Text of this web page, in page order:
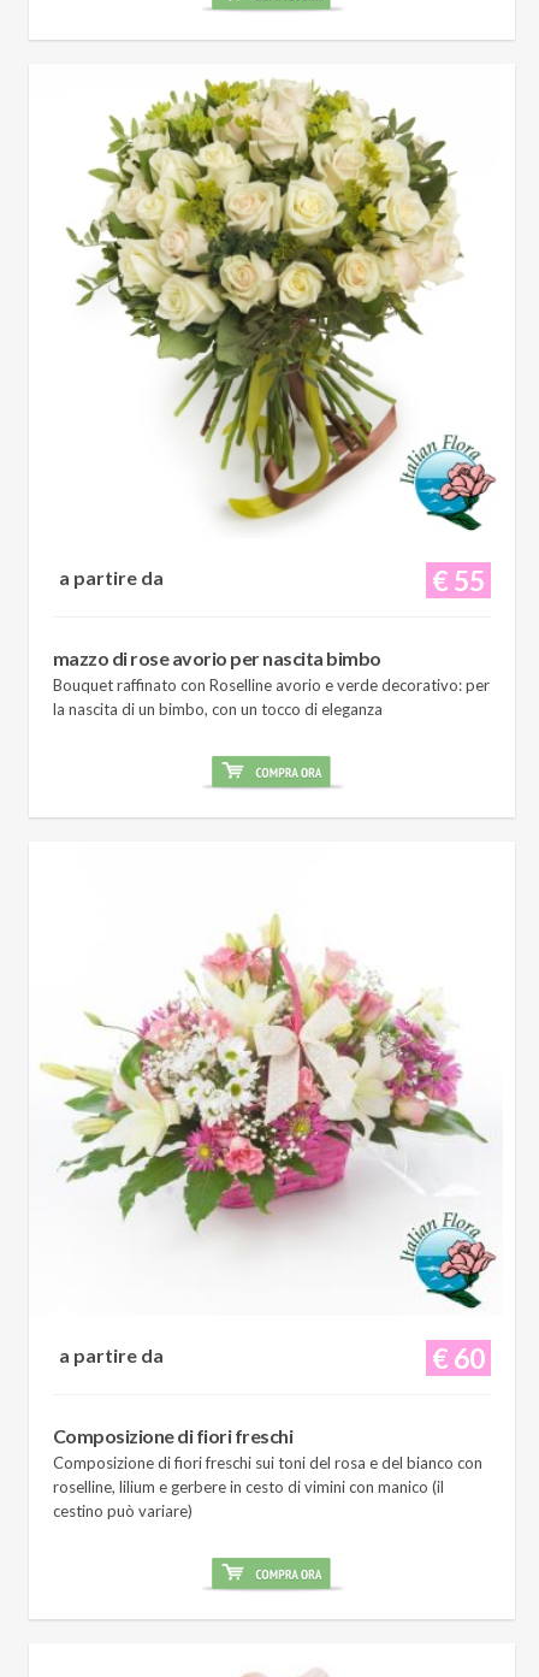
€ 55
a partire da
mazzo di rose avorio per nascita bimbo
Bouquet raffinato con Roselline avorio e verde decorativo: per
la nascita di un bimbo, con un tocco di eleganza
€ 60
a partire da
Composizione di fiori freschi
Composizione di fiori freschi sui toni del rosa e del bianco con
roselline, lilium e gerbere in cesto di vimini con manico (il
cestino può variare)